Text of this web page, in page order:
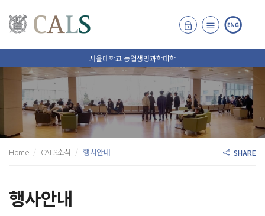
서울대학교 농업생명과학대학
Home CALS소식 행사안내 SHARE
행사안내